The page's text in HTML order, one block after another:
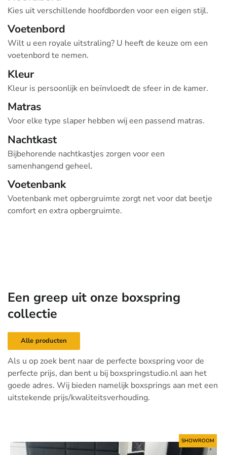
Kies uit verschillende hoofdborden voor een eigen stijl.
Voetenbord
Wilt u een royale uitstraling? U heeft de keuze om een
voetenbord te nemen.
Kleur
Kleur is persoonlijk en beïnvloedt de sfeer in de kamer.
Matras
Voor elke type slaper hebben wij een passend matras.
Nachtkast
Bijbehorende nachtkastjes zorgen voor een
samenhangend geheel.
Voetenbank
Voetenbank met opbergruimte zorgt net voor dat beetje
comfort en extra opbergruimte.
Een greep uit onze boxspring
collectie
Alle producten
Als u op zoek bent naar de perfecte boxspring voor de
perfecte prijs, dan bent u bij boxspringstudio.nl aan het
goede adres. Wij bieden namelijk boxsprings aan met een
uitstekende prijs/kwaliteitsverhouding.
SHOWROOM